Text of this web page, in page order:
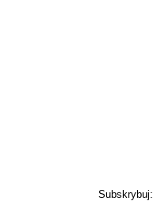
Subskrybuj: